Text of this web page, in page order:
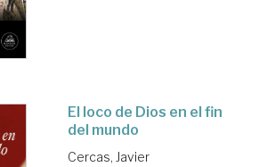
El loco de Dios en el fin
del mundo
Cercas, Javier